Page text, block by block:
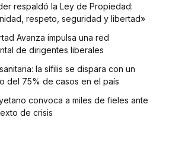
respaldó la Ley de Propiedad:
respeto, seguridad y libertad»
Avanza impulsa una red
de dirigentes liberales
la sífilis se dispara con un
del 75% de casos en el país
convoca a miles de fieles ante
de crisis